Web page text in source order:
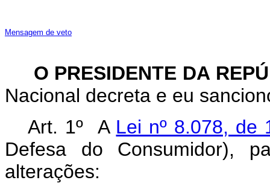
Mensagem de veto
O PRESIDENTE DA
Nacional decreta e eu
Art. 1º A Lei nº 8.078, de
Defesa do Consumidor),
alterações: